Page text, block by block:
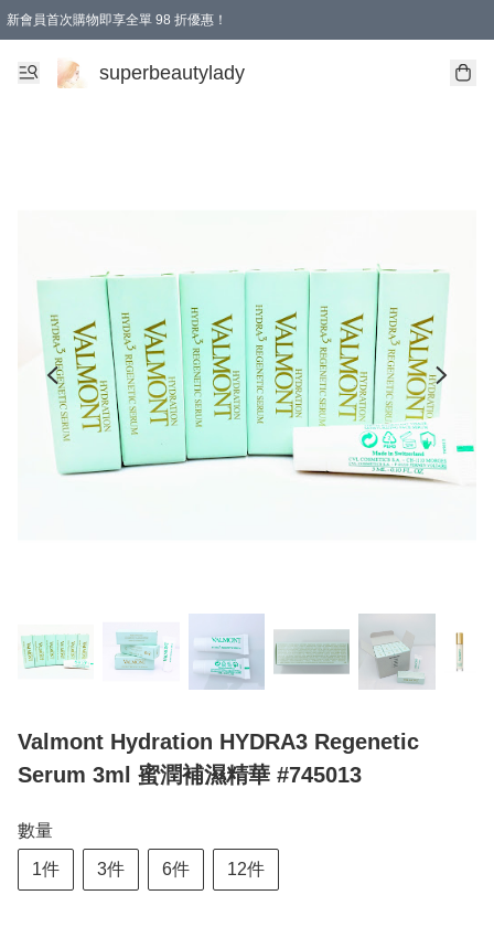
新會員首次購物即享全單 98 折優惠！
會員折扣優惠
superbeautylady
Valmont Hydration HYDRA3 Regenetic
Serum 3ml 蜜潤補濕精華 #745013
數量
1件 3件 6件 12件